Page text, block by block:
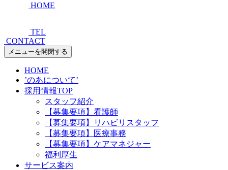
HOME
TEL
CONTACT
メニューを開閉する
HOME
’のあについて’
採用情報TOP
スタッフ紹介
【募集要項】看護師
【募集要項】リハビリスタッフ
【募集要項】医療事務
【募集要項】ケアマネジャー
福利厚生
サービス案内